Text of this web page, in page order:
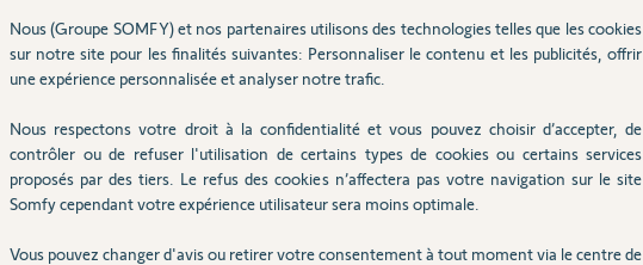
de 5 ans
:
j’ai créé une automatisation basée sur la
dans le périmètre de mon domicile l’alarme se
en partant pour activer l’alarme).
Nous (Groupe SOMFY) et nos partenaires utilisons des technologies telles que les cookies
sur notre site pour les finalités suivantes: Personnaliser le contenu et les publicités, offrir
une expérience personnalisée et analyser notre trafic.
Nous respectons votre droit à la confidentialité et vous pouvez choisir d’accepter, de
contrôler ou de refuser l'utilisation de certains types de cookies ou certains services
proposés par des tiers. Le refus des cookies n’affectera pas votre navigation sur le site
Somfy cependant votre expérience utilisateur sera moins optimale.
Vous pouvez changer d'avis ou retirer votre consentement à tout moment via le centre de